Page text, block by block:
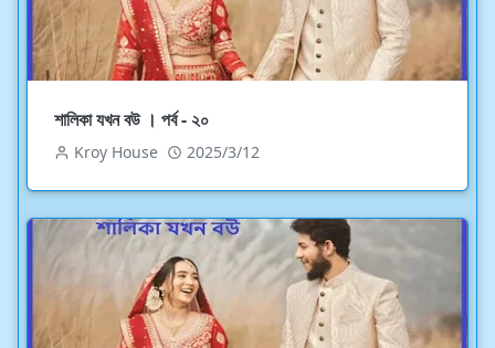
শালিকা যখন বউ । পর্ব - ২০
Kroy House 2025/3/12